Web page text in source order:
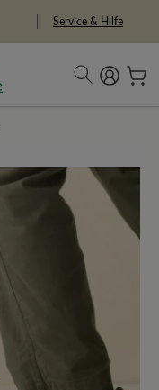
Service & Hilfe